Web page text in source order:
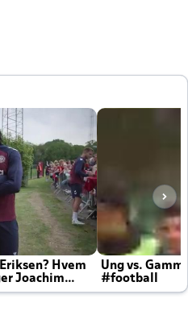
Hvem
Joachim
Ung vs.
#football